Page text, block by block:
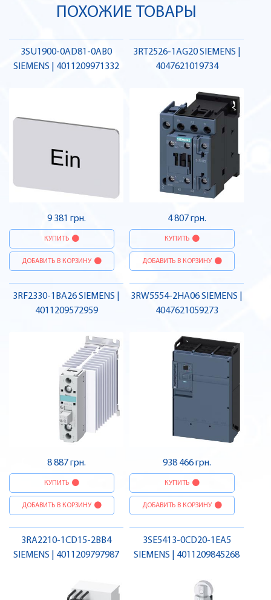
ПОХОЖИЕ ТОВАРЫ
3SU1900-0AD81-0AB0
SIEMENS | 4011209971332
9 381 грн.
КУПИТЬ
ДОБАВИТЬ В КОРЗИНУ
3RT2526-1AG20 SIEMENS |
4047621019734
4 807 грн.
КУПИТЬ
ДОБАВИТЬ В КОРЗИНУ
3RF2330-1BA26 SIEMENS |
4011209572959
8 887 грн.
КУПИТЬ
ДОБАВИТЬ В КОРЗИНУ
3RW5554-2HA06 SIEMENS |
4047621059273
938 466 грн.
КУПИТЬ
ДОБАВИТЬ В КОРЗИНУ
3RA2210-1CD15-2BB4
SIEMENS | 4011209797987
3SE5413-0CD20-1EA5
SIEMENS | 4011209845268